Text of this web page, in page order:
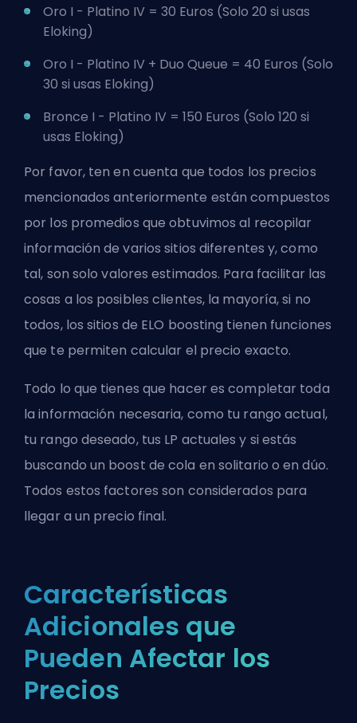
Oro I - Platino IV = 30 Euros (Solo 20 si usas
Eloking)
Oro I - Platino IV + Duo Queue = 40 Euros (Solo
30 si usas Eloking)
Bronce I - Platino IV = 150 Euros (Solo 120 si
usas Eloking)
Por favor, ten en cuenta que todos los precios
mencionados anteriormente están compuestos
por los promedios que obtuvimos al recopilar
información de varios sitios diferentes y, como
tal, son solo valores estimados. Para facilitar las
cosas a los posibles clientes, la mayoría, si no
todos, los sitios de ELO boosting tienen funciones
que te permiten calcular el precio exacto.
Todo lo que tienes que hacer es completar toda
la información necesaria, como tu rango actual,
tu rango deseado, tus LP actuales y si estás
buscando un boost de cola en solitario o en dúo.
Todos estos factores son considerados para
llegar a un precio final.
Características
Adicionales que
Pueden Afectar los
Precios